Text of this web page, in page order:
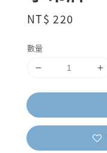
Regular
NT$ 220
數量